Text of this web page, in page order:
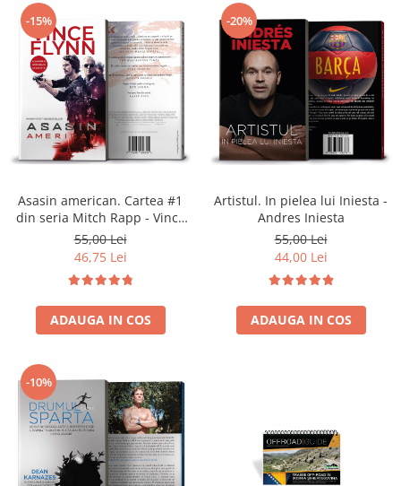
-15%
Asasin american. Cartea #1
din seria Mitch Rapp - Vince
Flynn
55,00 Lei
46,75 Lei
ADAUGA IN COS
-20%
Artistul. In pielea lui Iniesta -
Andres Iniesta
55,00 Lei
44,00 Lei
ADAUGA IN COS
-10%